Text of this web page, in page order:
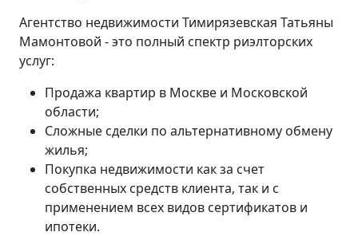
Агентство недвижимости Тимирязевская Татьяны
Мамонтовой - это полный спектр риэлторских
услуг:
Продажа квартир в Москве и Московской
области;
Сложные сделки по альтернативному обмену
жилья;
Покупка недвижимости как за счет
собственных средств клиента, так и с
применением всех видов сертификатов и
ипотеки.